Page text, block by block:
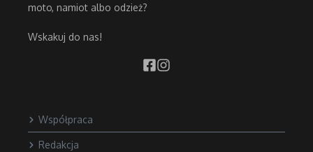
moto, namiot albo odzież?
Wskakuj do nas!
Współpraca
Redakcja